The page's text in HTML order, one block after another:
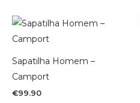
Sapatilha Homem –
Camport
€99.90